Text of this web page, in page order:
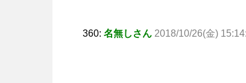
360: 名無しさん 2018/10/26(金)